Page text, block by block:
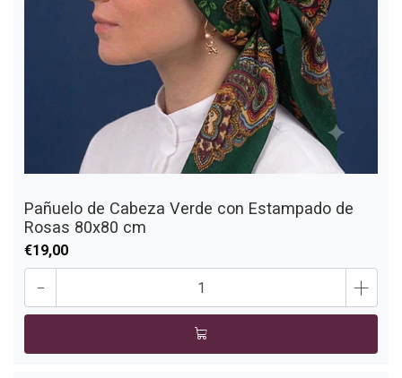
Pañuelo de Cabeza Verde con Estampado de
Rosas 80x80 cm
€19,00
- +